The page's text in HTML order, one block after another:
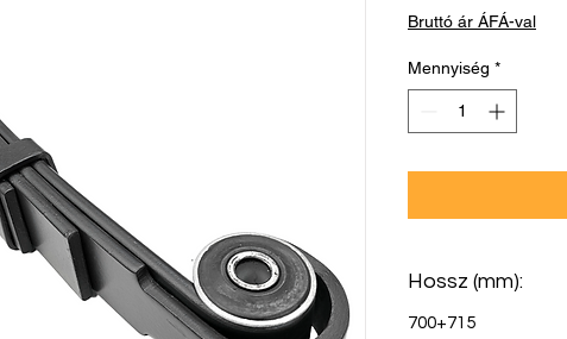
Bruttó ár ÁFÁ-val
Mennyiség *
Hossz (mm):
700+715